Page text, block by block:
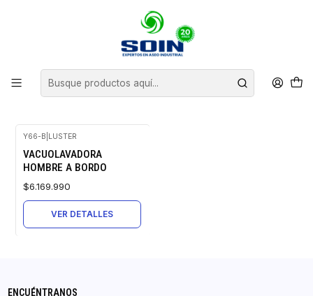
VACUOLAVADORAS
HOMBRE A BORDO
FILTROS
Y66-B LUSTER
VACUOLAVADORA
HOMBRE A BORDO
$6.169.990
VER DETALLES
ENCUÉNTRANOS